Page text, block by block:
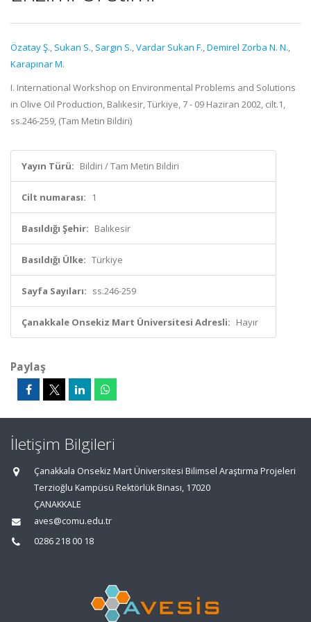
Özatay Ş., Sukan S., Sargın S.,Vardar Sukan F.,Demirel Zorba N. N.,
Karapınar M.
I. International Workshop on Environmental Problems and Solutions
in Olive Oil Production, Balıkesir, Türkiye, 7 - 09 Haziran 2002, cilt.1,
ss.246-259, (Tam Metin Bildiri)
Yayın Türü: Bildiri / Tam Metin Bildiri
Cilt numarası: 1
Basıldığı Şehir: Balıkesir
Basıldığı Ülke: Türkiye
Sayfa Sayıları: ss.246-259
Çanakkale Onsekiz Mart Üniversitesi Adresli: Hayır
Paylaş
İletişim Bilgileri
Çanakkala Onsekiz Mart Üniversitesi Bilimsel Araştırma Projeleri
Terzioğlu Kampüsü Rektörlük Binası, 17020
ÇANAKKALE
aves@comu.edu.tr
0286 218 00 18